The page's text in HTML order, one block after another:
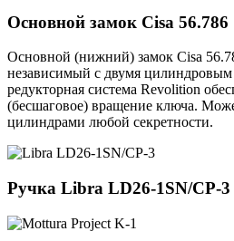
Основной замок Cisa 56.786
Основной (нижний) замок Cisa
независимый с двумя
редукторная система Revolition
(бесшаговое) вращение ключа.
цилиндрами любой секретности.
Ручка Libra LD26-1SN/CP-3